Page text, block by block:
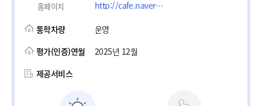
홈페이지 http://cafe.naver.com/haemilkg
통학차량
운영
평가(인증)연월
2025년 12월
제공서비스